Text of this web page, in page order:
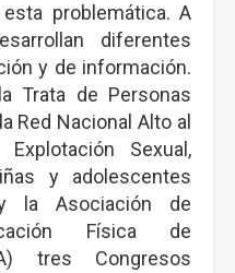
problemática. A
diferentes
y de información.
Trata de Personas
Red Nacional Alto al
Sexual,
y adolescentes
la Asociación de
Física de
tres Congresos